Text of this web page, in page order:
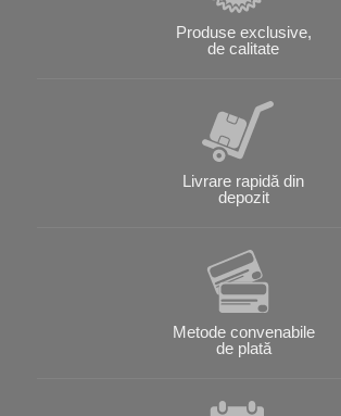
Produse exclusive,
de calitate
Livrare rapidă din
depozit
Metode convenabile
de plată